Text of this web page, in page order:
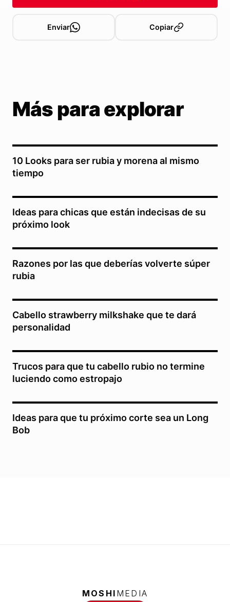
Enviar Copiar
Más para explorar
10 Looks para ser rubia y morena al mismo
tiempo
Ideas para chicas que están indecisas de su
próximo look
Razones por las que deberías volverte súper
rubia
Cabello strawberry milkshake que te dará
personalidad
Trucos para que tu cabello rubio no termine
luciendo como estropajo
Ideas para que tu próximo corte sea un Long
Bob
MOSHI MEDIA